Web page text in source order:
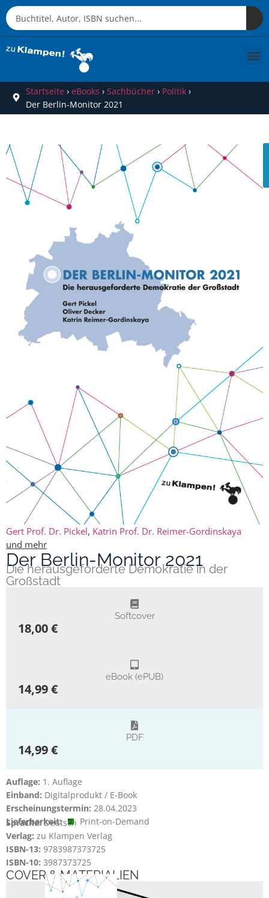
Startseite › eBooks › Sachbücher› Politik›
Der Berlin-Monitor 2021
Gert Prof. Dr. Pickel, Katrin Prof. Dr. Reimer-Gordinskaya
und mehr
Der Berlin-Monitor 2021
Die herausgeforderte Demokratie in der
Großstadt
Softcover
18,00 €
eBook (ePUB)
14,99 €
PDF
14,99 €
Auflage: 1. Auflage
Einband: Digitalprodukt / E-Book
Erscheinungstermin: 28.04.2023
Lieferbarkeit:
Print-on-Demand
Sprache:Deutsch
Verlag: zu Klampen Verlag
ISBN-13: 9783987373725
ISBN-10: 3987373725
COVER & MATERIALIEN